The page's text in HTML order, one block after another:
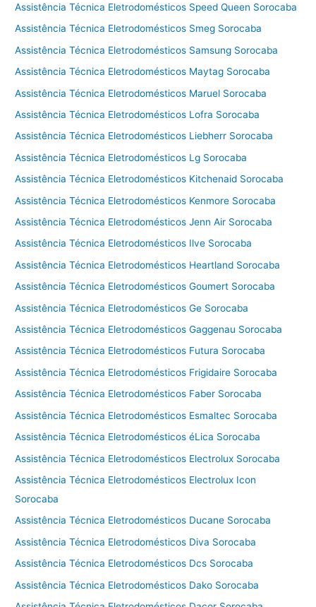
v
a
e
S
e
a
r
o
u
p
Assistência Técnica Eletrodomésticos Speed Queen Sorocaba
Assistência Técnica Eletrodomésticos Smeg Sorocaba
Assistência Técnica Eletrodomésticos Samsung Sorocaba
Assistência Técnica Eletrodomésticos Maytag Sorocaba
Assistência Técnica Eletrodomésticos Maruel Sorocaba
Assistência Técnica Eletrodomésticos Lofra Sorocaba
Assistência Técnica Eletrodomésticos Liebherr Sorocaba
Assistência Técnica Eletrodomésticos Lg Sorocaba
Assistência Técnica Eletrodomésticos Kitchenaid Sorocaba
Assistência Técnica Eletrodomésticos Kenmore Sorocaba
Assistência Técnica Eletrodomésticos Jenn Air Sorocaba
Assistência Técnica Eletrodomésticos Ilve Sorocaba
Assistência Técnica Eletrodomésticos Heartland Sorocaba
Assistência Técnica Eletrodomésticos Goumert Sorocaba
Assistência Técnica Eletrodomésticos Ge Sorocaba
Assistência Técnica Eletrodomésticos Gaggenau Sorocaba
Assistência Técnica Eletrodomésticos Futura Sorocaba
Assistência Técnica Eletrodomésticos Frigidaire Sorocaba
Assistência Técnica Eletrodomésticos Faber Sorocaba
Assistência Técnica Eletrodomésticos Esmaltec Sorocaba
Assistência Técnica Eletrodomésticos éLica Sorocaba
Assistência Técnica Eletrodomésticos Electrolux Sorocaba
Assistência Técnica Eletrodomésticos Electrolux Icon
Sorocaba
Assistência Técnica Eletrodomésticos Ducane Sorocaba
Assistência Técnica Eletrodomésticos Diva Sorocaba
Assistência Técnica Eletrodomésticos Dcs Sorocaba
Assistência Técnica Eletrodomésticos Dako Sorocaba